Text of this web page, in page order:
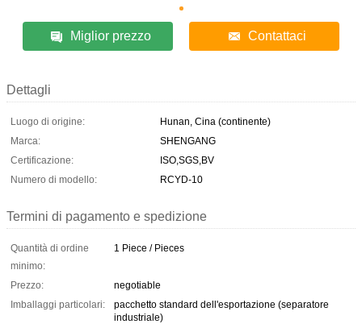
Miglior prezzo Contattaci
Dettagli
Luogo di origine:
Hunan, Cina (continente)
Marca:
SHENGANG
Certificazione:
ISO,SGS,BV
Numero di modello:
RCYD-10
Termini di pagamento e spedizione
Quantità di ordine
minimo:
1 Piece / Pieces
Prezzo:
negotiable
Imballaggi particolari:
pacchetto standard dell'esportazione (separatore
industriale)